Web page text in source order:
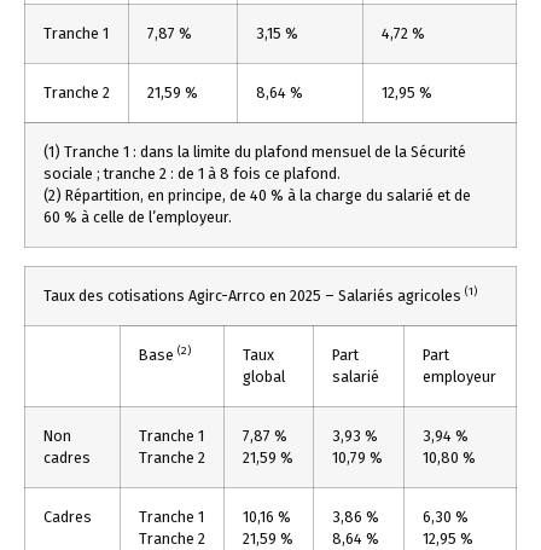
Tranche 1 7,87 % 3,15 % 4,72 %
Tranche 2 21,59 % 8,64 % 12,95 %
(1) Tranche 1 : dans la limite du plafond mensuel de la Sécurité
sociale ; tranche 2 : de 1 à 8 fois ce plafond.
(2) Répartition, en principe, de 40 % à la charge du salarié et de
60 % à celle de l’employeur.
Taux des cotisations Agirc-Arrco en 2025 – Salariés agricoles (1)
Base (2)
Taux
global
Part
salarié
Part
employeur
Non
cadres
Tranche 1
Tranche 2
7,87 %
21,59 %
3,93 %
10,79 %
3,94 %
10,80 %
Cadres
Tranche 1
Tranche 2
10,16 %
21,59 %
3,86 %
8,64 %
6,30 %
12,95 %